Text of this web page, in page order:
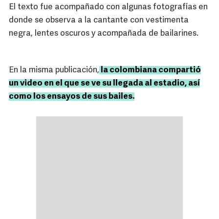
El texto fue acompañado con algunas fotografías en
donde se observa a la cantante con vestimenta
negra, lentes oscuros y acompañada de bailarines.
En la misma publicación, la colombiana compartió
un video en el que se ve su llegada al estadio, así
como los ensayos de sus bailes.